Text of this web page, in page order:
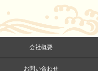
会社概要
お問い合わせ